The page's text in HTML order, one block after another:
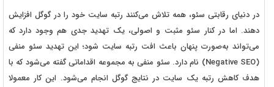
در دنیای رقابتی سئو، همه تلاش می‌کنند رتبه سایت خود را در گوگل افزایش
دهند. اما در کنار سئو مثبت و اصولی، یک تهدید جدی هم وجود دارد که
می‌تواند به‌صورت پنهان باعث افت رتبه سایت شود؛ این تهدید سئو منفی
(Negative SEO) نام دارد. سئو منفی به مجموعه اقداماتی گفته می‌شود که با
هدف کاهش رتبه یک سایت در نتایج گوگل انجام می‌شود. این کار معمولا